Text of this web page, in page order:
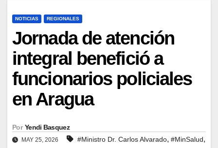
NOTICIAS REGIONALES
Jornada de atención
integral benefició a
funcionarios policiales
en Aragua
Por Yendi Basquez
MAY 25, 2026 #Ministro Dr. Carlos Alvarado, #MinSalud,